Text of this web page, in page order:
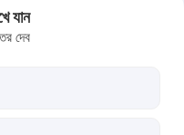
যান
দেব